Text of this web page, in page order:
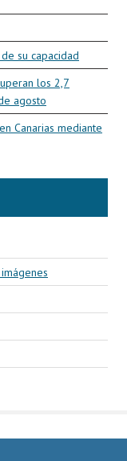
su capacidad
los 2,7
agosto
Canarias mediante